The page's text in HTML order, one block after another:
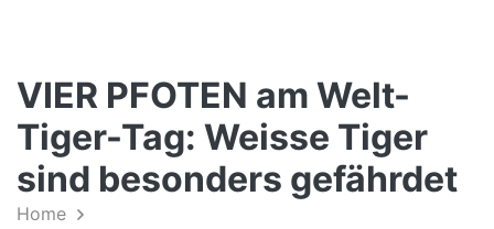
VIER PFOTEN am Welt-
Tiger-Tag: Weisse Tiger
sind besonders gefährdet
Home